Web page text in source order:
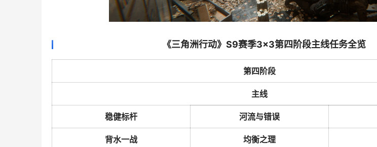
《三角洲行动》S9赛季3×3第四阶段主线任务全览
第四阶段
主线
稳健标杆 河流与错误
背水一战 均衡之理